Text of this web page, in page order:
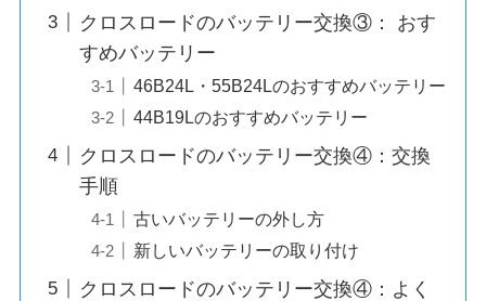
クロスロードのバッテリー交換③： おす
すめバッテリー
46B24L・55B24Lのおすすめバッテリー
44B19Lのおすすめバッテリー
クロスロードのバッテリー交換④：交換
手順
古いバッテリーの外し方
新しいバッテリーの取り付け
クロスロードのバッテリー交換④：よく